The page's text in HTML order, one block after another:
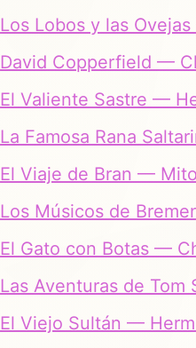
Los Lobos y las
David Copperfield —
El Valiente Sastre —
La Famosa Rana
El Viaje de Bran —
Los Músicos de
El Gato con Botas —
Las Aventuras de
El Viejo Sultán —